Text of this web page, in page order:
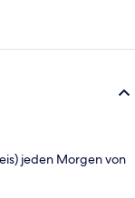
jeden Morgen von